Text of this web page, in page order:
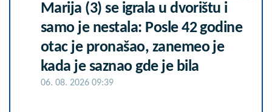
Marija (3) se igrala u dvorištu i
samo je nestala: Posle 42 godine
otac je pronašao, zanemeo je
kada je saznao gde je bila
06. 08. 2026 09:39